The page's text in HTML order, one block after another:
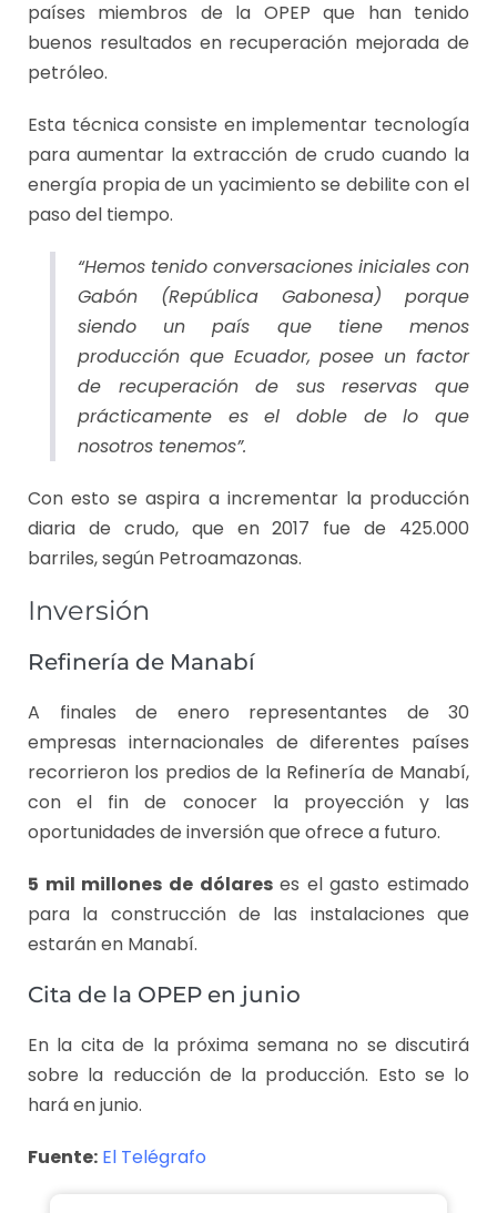
países miembros de la OPEP que han tenido
buenos resultados en recuperación mejorada de
petróleo.
Esta técnica consiste en implementar tecnología
para aumentar la extracción de crudo cuando la
energía propia de un yacimiento se debilite con el
paso del tiempo.
“Hemos tenido conversaciones iniciales con
Gabón (República Gabonesa) porque
siendo un país que tiene menos
producción que Ecuador, posee un factor
de recuperación de sus reservas que
prácticamente es el doble de lo que
nosotros tenemos”.
Con esto se aspira a incrementar la producción
diaria de crudo, que en 2017 fue de 425.000
barriles, según Petroamazonas.
Inversión
Refinería de Manabí
A finales de enero representantes de 30
empresas internacionales de diferentes países
recorrieron los predios de la Refinería de Manabí,
con el fin de conocer la proyección y las
oportunidades de inversión que ofrece a futuro.
5 mil millones de dólareses el gasto estimado
para la construcción de las instalaciones que
estarán en Manabí.
Cita de la OPEP en junio
En la cita de la próxima semana no se discutirá
sobre la reducción de la producción. Esto se lo
hará en junio.
Fuente: El Telégrafo